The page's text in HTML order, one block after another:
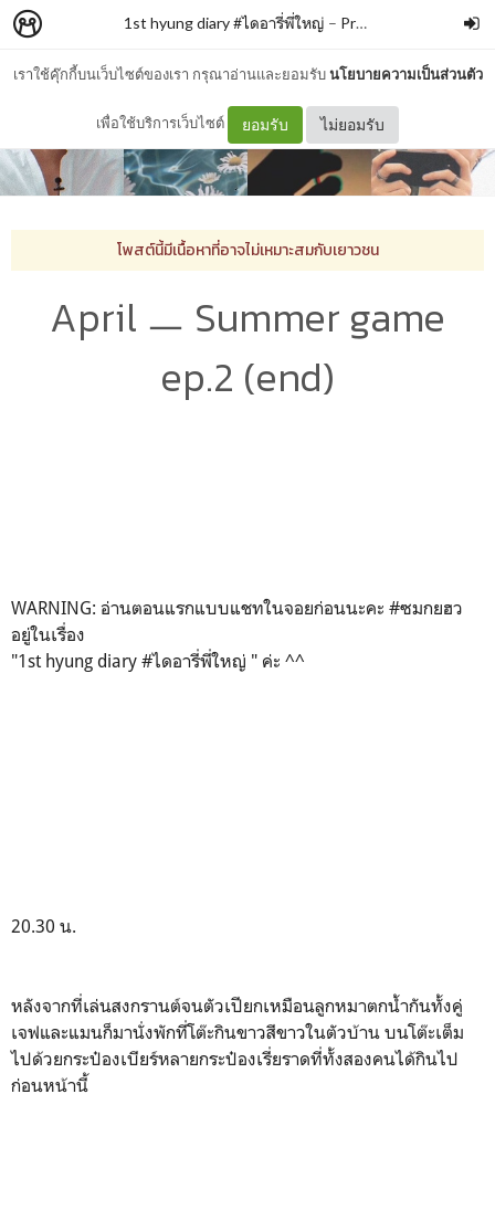
เราใช้คุ๊กกี้บนเว็บไซต์ของเรา กรุณาอ่านและยอมรับนโยบายความเป็นส่วนตัว
เพื่อใช้บริการเว็บไซต์ ยอมรับ ไม่ยอมรับ
1st hyung diary #ไดอารี่พี่ใหญ่ – Praery Hippie
โพสต์นี้มีเนื้อหาที่อาจไม่เหมาะสมกับเยาวชน
April ㅡ Summer game
ep.2 (end)
WARNING: อ่านตอนแรกแบบแชทในจอยก่อนนะคะ #ซมกยฮว
อยู่ในเรื่อง
"1st hyung diary #ไดอารี่พี่ใหญ่ " ค่ะ ^^
20.30 น.
หลังจากที่เล่นสงกรานต์จนตัวเปียกเหมือนลูกหมาตกน้ำกันทั้งคู่
เจฟและแมนก็มานั่งพักที่โต๊ะกินขาวสีขาวในตัวบ้าน บนโต๊ะเต็ม
ไปด้วยกระป๋องเบียร์หลายกระป๋องเรี่ยราดที่ทั้งสองคนได้กินไป
ก่อนหน้านี้